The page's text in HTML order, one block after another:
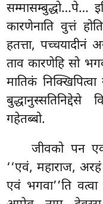
सम्मासम्बुद्धो…पे…
कारणेनाति वुत्तं
हतत्ता, पच्चयादीनं
ताव कारणेहि सो
मातिकं
बुद्धानुस्सतिनिद्देसे
गहेतब्बो.
जीवको पन
‘‘एवं, महाराज,
एवं भगवा’’ति